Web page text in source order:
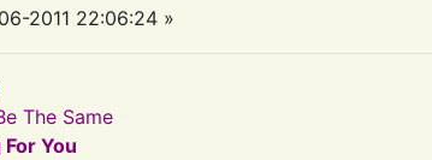
2011 22:06:24 »
The Same
You